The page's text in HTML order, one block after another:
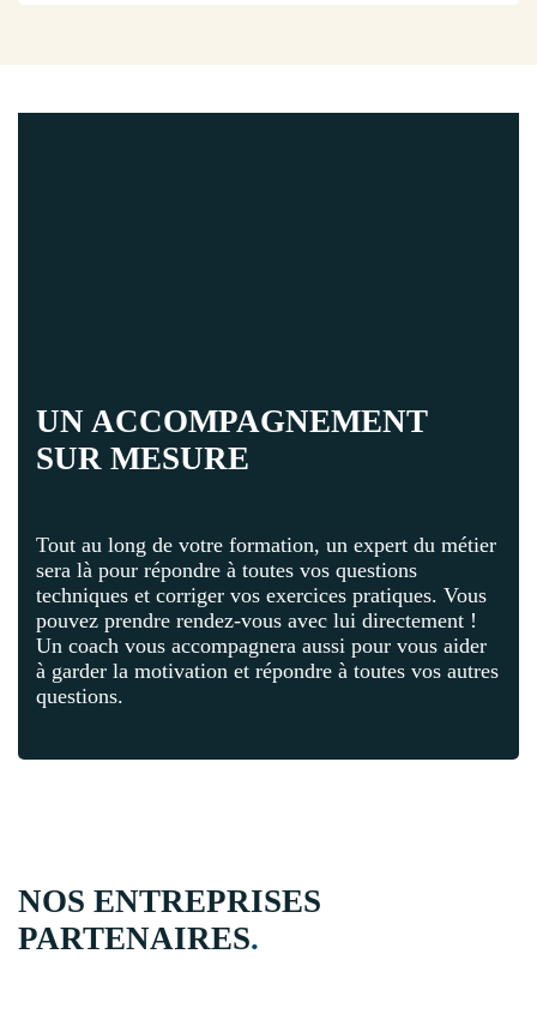
UN ACCOMPAGNEMENT
SUR MESURE
Tout au long de votre formation, un expert du métier
sera là pour répondre à toutes vos questions
techniques et corriger vos exercices pratiques. Vous
pouvez prendre rendez-vous avec lui directement !
Un coach vous accompagnera aussi pour vous aider
à garder la motivation et répondre à toutes vos autres
questions.
NOS ENTREPRISES
PARTENAIRES.